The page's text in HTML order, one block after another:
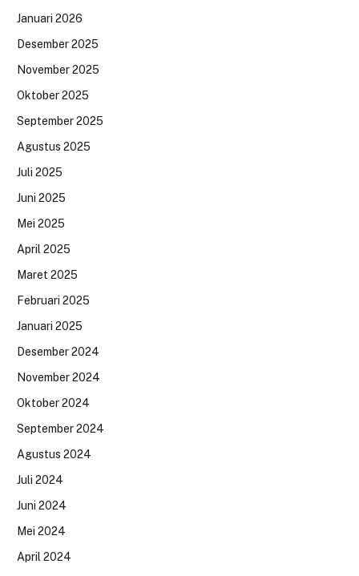
Januari 2026
Desember 2025
November 2025
Oktober 2025
September 2025
Agustus 2025
Juli 2025
Juni 2025
Mei 2025
April 2025
Maret 2025
Februari 2025
Januari 2025
Desember 2024
November 2024
Oktober 2024
September 2024
Agustus 2024
Juli 2024
Juni 2024
Mei 2024
April 2024